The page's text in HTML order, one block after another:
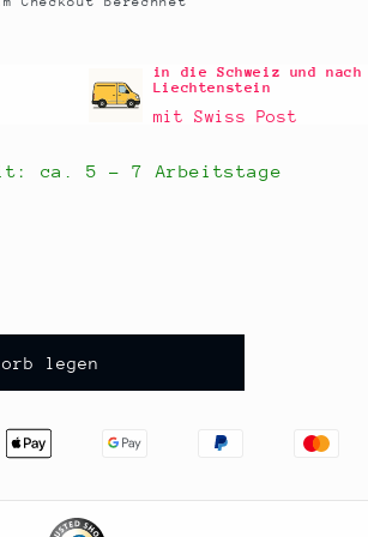
in die Schweiz und nach
Liechtenstein
mit Swiss Post
ca. 5 - 7 Arbeitstage
legen